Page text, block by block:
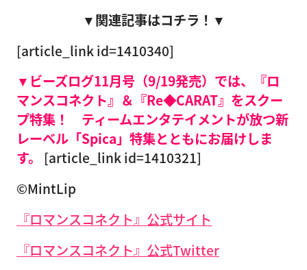
▼関連記事はコチラ！▼
[article_link id=1410340]
▼ビーズログ11月号（9/19発売）では、『ロ
マンスコネクト』＆『Re◆CARAT』をスクー
プ特集！ ティームエンタテイメントが放つ新
レーベル「Spica」特集とともにお届けしま
す。
[article_link id=1410321]
©MintLip
『ロマンスコネクト』公式サイト
『ロマンスコネクト』公式Twitter